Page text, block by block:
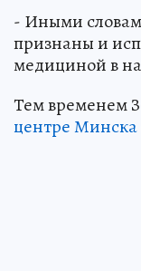
- Иными
признаны и
медициной в
Тем временем
центре Минска